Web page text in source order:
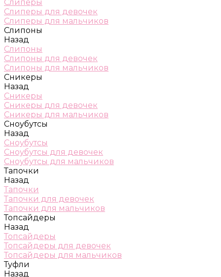
Слиперы
Слиперы для девочек
Слиперы для мальчиков
Слипоны
Назад
Слипоны
Слипоны для девочек
Слипоны для мальчиков
Сникеры
Назад
Сникеры
Сникеры для девочек
Сникеры для мальчиков
Сноубутсы
Назад
Сноубутсы
Сноубутсы для девочек
Сноубутсы для мальчиков
Тапочки
Назад
Тапочки
Тапочки для девочек
Тапочки для мальчиков
Топсайдеры
Назад
Топсайдеры
Топсайдеры для девочек
Топсайдеры для мальчиков
Туфли
Назад